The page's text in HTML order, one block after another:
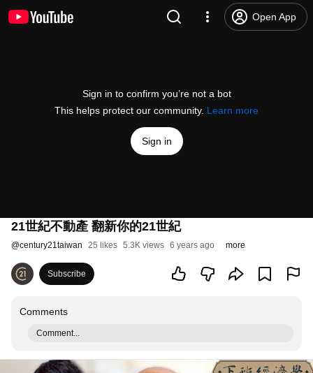
Open App
Sign in to confirm you’re not a bot
This helps protect our community. Learn more
Sign in
21世紀不動產 翻新你的21世紀
@century21taiwan 25 likes 5.3K views 6 years ago more
Subscribe
Comments
Comment...